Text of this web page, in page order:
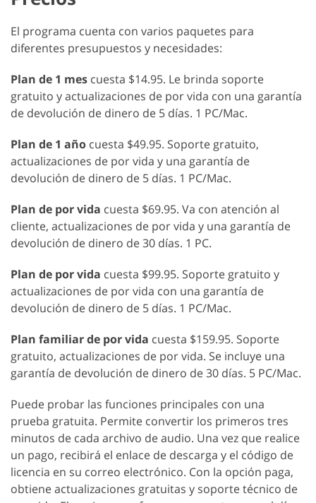
El programa cuenta con varios paquetes para
diferentes presupuestos y necesidades:
Plan de 1 mes cuesta $14.95. Le brinda soporte
gratuito y actualizaciones de por vida con una garantía
de devolución de dinero de 5 días. 1 PC/Mac.
Plan de 1 año cuesta $49.95. Soporte gratuito,
actualizaciones de por vida y una garantía de
devolución de dinero de 5 días. 1 PC/Mac.
Plan de por vida cuesta $69.95. Va con atención al
cliente, actualizaciones de por vida y una garantía de
devolución de dinero de 30 días. 1 PC.
Plan de por vida cuesta $99.95. Soporte gratuito y
actualizaciones de por vida con una garantía de
devolución de dinero de 5 días. 1 PC/Mac.
Plan familiar de por vida cuesta $159.95. Soporte
gratuito, actualizaciones de por vida. Se incluye una
garantía de devolución de dinero de 30 días. 5 PC/Mac.
Puede probar las funciones principales con una
prueba gratuita. Permite convertir los primeros tres
minutos de cada archivo de audio. Una vez que realice
un pago, recibirá el enlace de descarga y el código de
licencia en su correo electrónico. Con la opción paga,
obtiene actualizaciones gratuitas y soporte técnico de